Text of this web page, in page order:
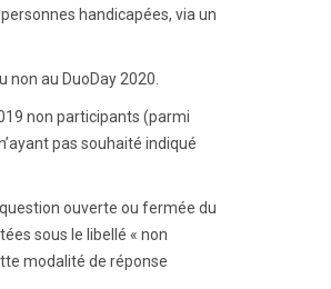
handicapées, via un
au DuoDay 2020.
non participants (parmi
pas souhaité indiqué
ouverte ou fermée du
sous le libellé « non
modalité de réponse